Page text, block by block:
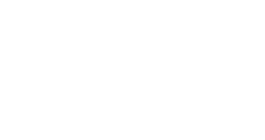
200W là lựa chọn hoàn hảo cho việc chiếu
tiện nghi cho cư dân.